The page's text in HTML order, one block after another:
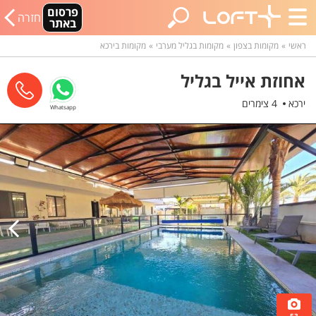
פרסום
באתר חזרה
ראשי מקומות בצפון מקומות בגליל מערבי מקומות בירכא
אחוזת אייל בגליל
ירכא 4 צימרים Whatsapp